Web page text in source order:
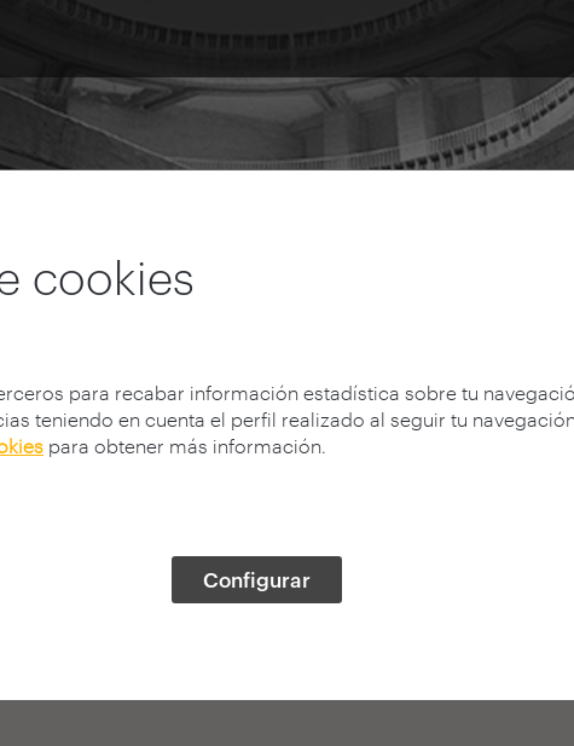
cookies
para recabar información estadística sobre tu
teniendo en cuenta el perfil realizado al seguir tu
para obtener más información.
Configurar